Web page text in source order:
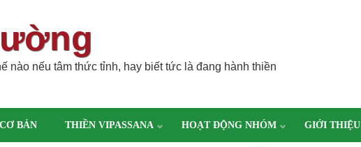
nào nếu tâm thức tỉnh, hay biết tức là đang hành thiền
BẢN THIỀN VIPASSANA HOẠT ĐỘNG NHÓM GIỚI THIỆU